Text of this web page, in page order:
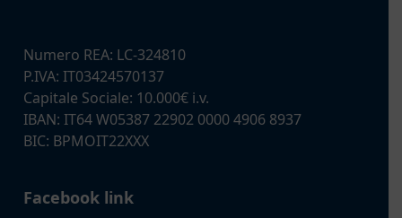
Numero REA: LC-324810
P.IVA: IT03424570137
Capitale Sociale: 10.000€ i.v.
IBAN: IT64 W05387 22902 0000 4906 8937
BIC: BPMOIT22XXX
Facebook link